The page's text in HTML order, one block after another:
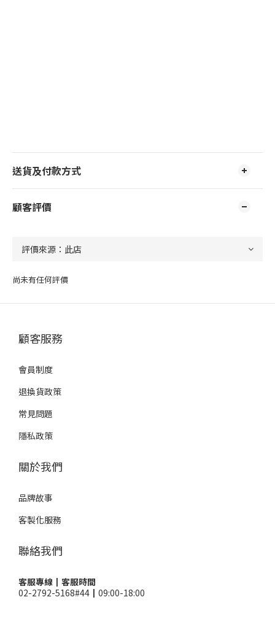
送貨及付款方式
顧客評價
尚未有任何評價
顧客服務
會員制度
退換貨政策
常見問題
隱私政策
關於我們
品牌故事
客製化服務
聯絡我們
客服專線┃客服時間
02-2792-5168#44┃09:00-18:00